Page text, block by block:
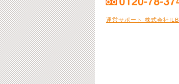
運営サポート 株式会社ILB